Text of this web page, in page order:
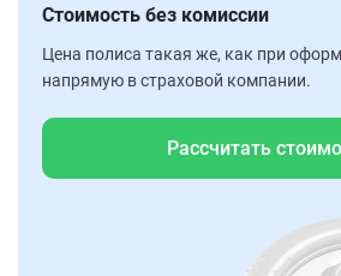
Стоимость без комиссии
Цена полиса такая же, как при
напрямую в страховой компании.
Рассчитать